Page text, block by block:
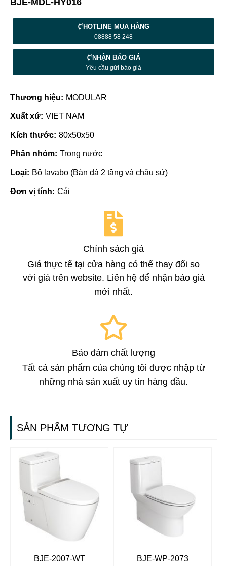
BJE-MDL-HY016
HOTLINE MUA HÀNG
08888 58 248
NHẬN BÁO GIÁ
Yêu cầu gửi báo giá
Thương hiệu: MODULAR
Xuất xứ: VIET NAM
Kích thước: 80x50x50
Phân nhóm: Trong nước
Loại: Bộ lavabo (Bàn đá 2 tầng và chậu sứ)
Đơn vị tính: Cái
Chính sách giá
Giá thực tế tại cửa hàng có thể thay đổi so
với giá trên website. Liên hệ để nhận báo giá
mới nhất.
Bảo đảm chất lượng
Tất cả sản phẩm của chúng tôi được nhập từ
những nhà sản xuất uy tín hàng đầu.
SẢN PHẨM TƯƠNG TỰ
BJE-2007-WT BJE-WP-2073